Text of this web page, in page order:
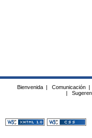
Bienvenida | Comunicación |
|